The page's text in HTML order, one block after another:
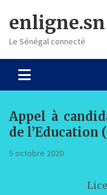
content
enligne.sn
Le Sénégal connecté
Appel à
de l’Education
5 octobre 2020